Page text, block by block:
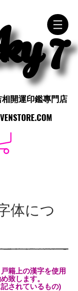
7
7
開運印鑑專門店
開運印鑑專門店
体につ
籍上の漢字を使用
致します。
されているもの)